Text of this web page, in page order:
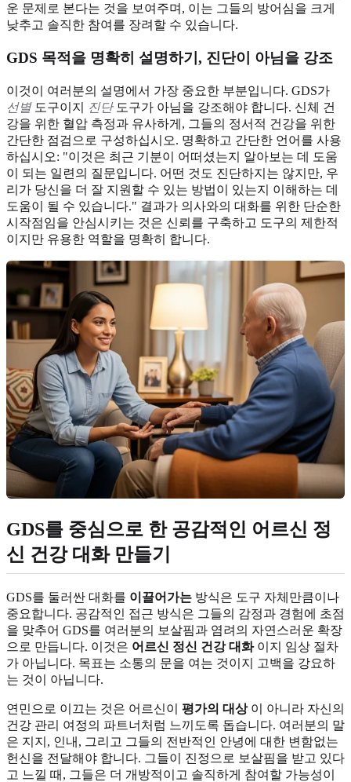
운 문제로 본다는 것을 보여주며, 이는 그들의 방어심을 크게
낮추고 솔직한 참여를 장려할 수 있습니다.
GDS 목적을 명확히 설명하기, 진단이 아님을 강조
이것이 여러분의 설명에서 가장 중요한 부분입니다. GDS가
선별도구이지 진단도구가 아님을 강조해야 합니다. 신체 건
강을 위한 혈압 측정과 유사하게, 그들의 정서적 건강을 위한
간단한 점검으로 구성하십시오. 명확하고 간단한 언어를 사용
하십시오: "이것은 최근 기분이 어떠셨는지 알아보는 데 도움
이 되는 일련의 질문입니다. 어떤 것도 진단하지는 않지만, 우
리가 당신을 더 잘 지원할 수 있는 방법이 있는지 이해하는 데
도움이 될 수 있습니다." 결과가 의사와의 대화를 위한 단순한
시작점임을 안심시키는 것은 신뢰를 구축하고 도구의 제한적
이지만 유용한 역할을 명확히 합니다.
GDS를 중심으로 한 공감적인 어르신 정
신 건강 대화 만들기
GDS를 둘러싼 대화를 이끌어가는 방식은 도구 자체만큼이나
중요합니다. 공감적인 접근 방식은 그들의 감정과 경험에 초점
을 맞추어 GDS를 여러분의 보살핌과 염려의 자연스러운 확장
으로 만듭니다. 이것은 어르신 정신 건강 대화이지 임상 절차
가 아닙니다. 목표는 소통의 문을 여는 것이지 고백을 강요하
는 것이 아닙니다.
연민으로 이끄는 것은 어르신이 평가의 대상이 아니라 자신의
건강 관리 여정의 파트너처럼 느끼도록 돕습니다. 여러분의 말
은 지지, 인내, 그리고 그들의 전반적인 안녕에 대한 변함없는
헌신을 전달해야 합니다. 그들이 진정으로 보살핌을 받고 있다
고 느낄 때, 그들은 더 개방적이고 솔직하게 참여할 가능성이